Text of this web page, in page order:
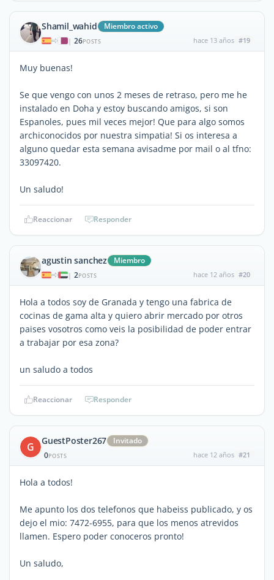
Shamil_wahid Miembro activo
| 26POSTS hace 13 años #19
Muy buenas!
Se que vengo con unos 2 meses de retraso, pero me he
instalado en Doha y estoy buscando amigos, si son
Espanoles, pues mil veces mejor! Que para algo somos
archiconocidos por nuestra simpatia! Si os interesa a
alguno quedar esta semana avisadme por mail o al tfno:
33097420.
Un saludo!
Reaccionar Responder
agustin sanchez Miembro
| 2POSTS hace 12 años #20
Hola a todos soy de Granada y tengo una fabrica de
cocinas de gama alta y quiero abrir mercado por otros
paises vosotros como veis la posibilidad de poder entrar
a trabajar por esa zona?
un saludo a todos
Reaccionar Responder
G GuestPoster267
Invitado
0POSTS hace 12 años #21
Hola a todos!
Me apunto los dos telefonos que habeiss publicado, y os
dejo el mio: 7472-6955, para que los menos atrevidos
llamen. Espero poder conoceros pronto!
Un saludo,